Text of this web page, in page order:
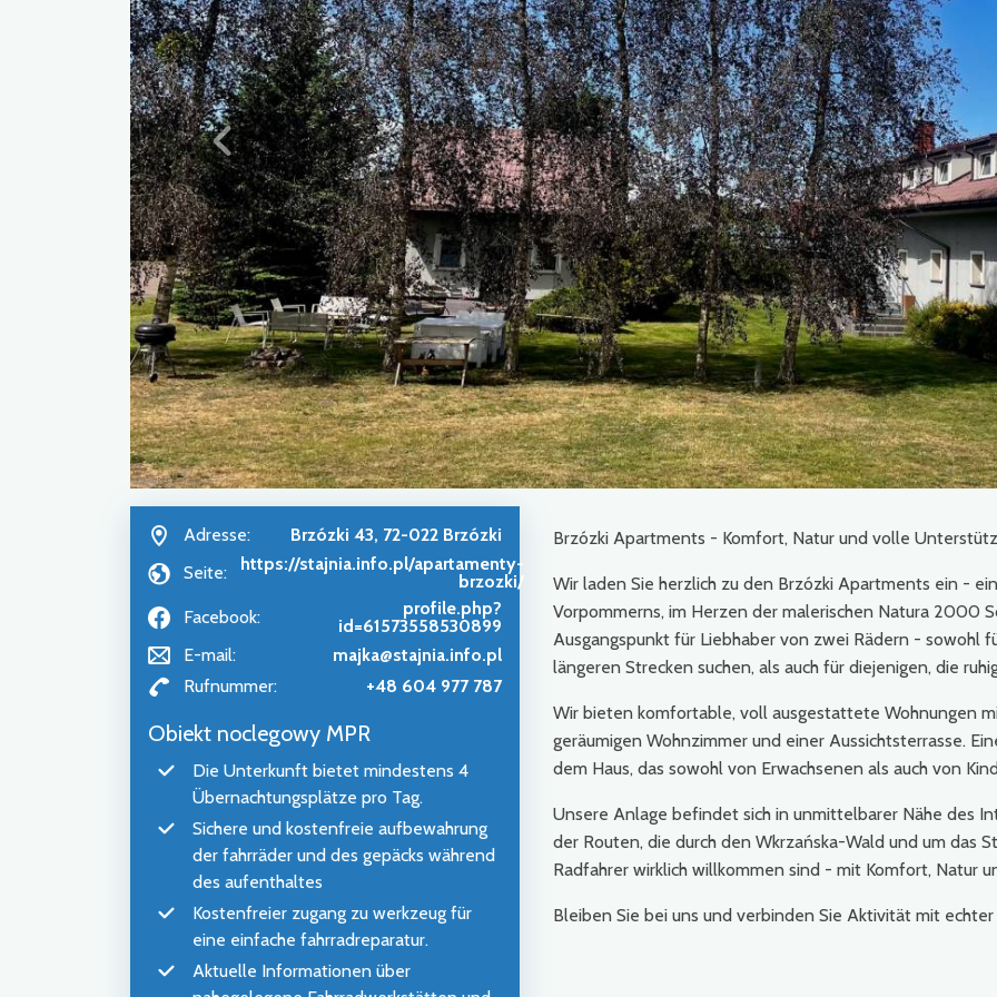
Adresse:
Brzózki 43, 72-022 Brzózki
Seite:
https://stajnia.info.pl/apartamenty-
brzozki/
Facebook:
profile.php?
id=61573558530899
E-mail:
majka@stajnia.info.pl
Rufnummer:
+48 604 977 787
Obiekt noclegowy MPR
Die Unterkunft bietet mindestens 4
Übernachtungsplätze pro Tag.
Sichere und kostenfreie aufbewahrung
der fahrräder und des gepäcks während
des aufenthaltes
Kostenfreier zugang zu werkzeug für
eine einfache fahrradreparatur.
Aktuelle Informationen über
Brzózki Apartments - Komfort, Natur und volle
Wir laden Sie herzlich zu den Brzózki Apartments ein -
Vorpommerns, im Herzen der malerischen Natura 2000
Ausgangspunkt für Liebhaber von zwei Rädern - sowohl
längeren Strecken suchen, als auch für diejenigen, die
Wir bieten komfortable, voll ausgestattete Wohnungen
geräumigen Wohnzimmer und einer Aussichtsterrasse.
dem Haus, das sowohl von Erwachsenen als auch von
Unsere Anlage befindet sich in unmittelbarer Nähe des
der Routen, die durch den Wkrzańska-Wald und um das
Radfahrer wirklich willkommen sind - mit Komfort, Natur
Bleiben Sie bei uns und verbinden Sie Aktivität mit